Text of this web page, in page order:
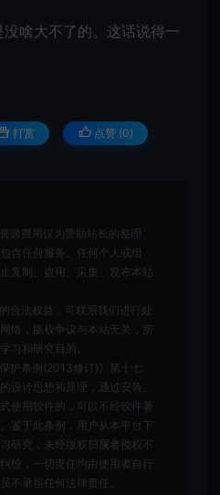
啥大不了的。这话说得一
打赏 点赞 (0)
源费用仅为赞助站长的整理
含任何服务。任何个人或组
复制、盗用、采集、发布本站
合法权益，可联系我们进行处
络，版权争议与本站无关，所
习和研究目的。
护条例(2013修订)》第十七
设计思想和原理，通过安装、
使用软件的，可以不经软件著
鉴于此条例，用户从本平台下
研究，未经版权归属者授权不
纷，一切责任均由使用者自行
不承担任何法律责任。